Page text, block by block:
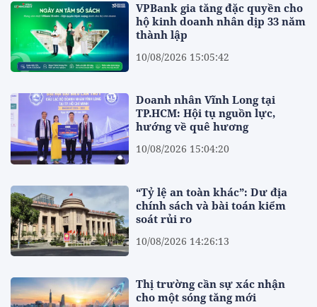
VPBank gia tăng đặc quyền cho
hộ kinh doanh nhân dịp 33 năm
thành lập
10/08/2026 15:05:42
Doanh nhân Vĩnh Long tại
TP.HCM: Hội tụ nguồn lực,
hướng về quê hương
10/08/2026 15:04:20
“Tỷ lệ an toàn khác”: Dư địa
chính sách và bài toán kiểm
soát rủi ro
10/08/2026 14:26:13
Thị trường cần sự xác nhận
cho một sóng tăng mới